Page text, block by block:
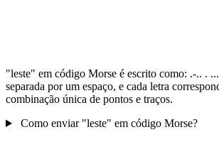
"leste" em código Morse é escrito como: .-.. .
separada por um espaço, e cada letra
combinação única de pontos e traços.
Como enviar "leste" em código Morse?